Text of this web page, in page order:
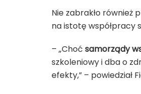
Nie zabrakło również
na istotę współpracy
– „Choć samorządy
szkoleniowy i dba o
efekty,” – powiedział